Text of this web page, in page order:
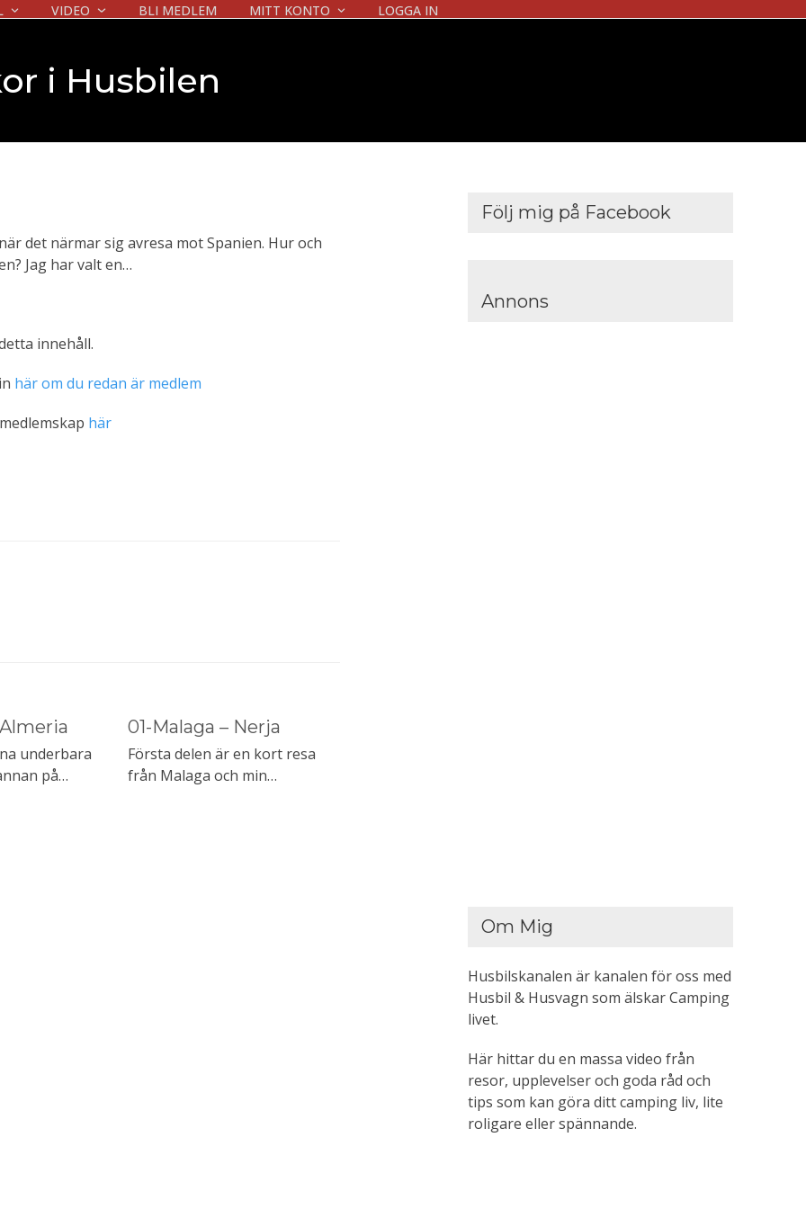
VIDEO BLI MEDLEM MITT KONTO LOGGA IN
i Husbilen
det närmar sig avresa mot Spanien. Hur och
Jag har valt en…
innehåll.
här om du redan är medlem
här
underbara
på…
01-Malaga – Nerja
Första delen är en kort resa
från Malaga och min…
Följ mig på Facebook
Annons
Om Mig
Husbilskanalen är kanalen för oss med
Husbil & Husvagn som älskar Camping
livet.
Här hittar du en massa video från
resor, upplevelser och goda råd och
tips som kan göra ditt camping liv, lite
roligare eller spännande.